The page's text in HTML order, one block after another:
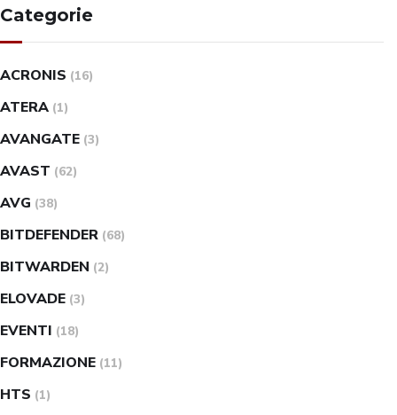
Categorie
ACRONIS (16)
ATERA (1)
AVANGATE (3)
AVAST (62)
AVG (38)
BITDEFENDER (68)
BITWARDEN (2)
ELOVADE (3)
EVENTI (18)
FORMAZIONE (11)
HTS (1)